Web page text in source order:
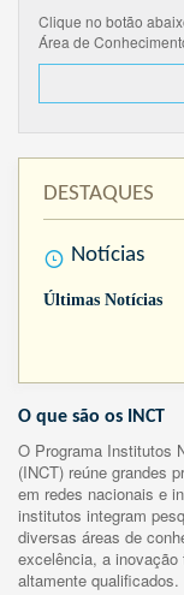
Clique no botão
Área de
DESTAQUES
Notícias
Últimas Notícias
O que são os INCT
O Programa Institutos
(INCT) reúne grandes
em redes nacionais e
institutos integram
diversas áreas de
excelência, a
altamente qualificados.